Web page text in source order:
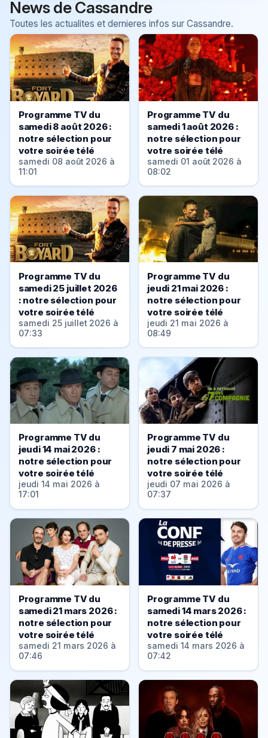
News de Cassandre
Toutes les actualites et dernieres infos sur Cassandre.
Programme TV du
samedi 8 août 2026 :
notre sélection pour
votre soirée télé
samedi 08 août 2026 à
11:01
Programme TV du
samedi 1 août 2026 :
notre sélection pour
votre soirée télé
samedi 01 août 2026 à
08:02
Programme TV du
samedi 25 juillet 2026
: notre sélection pour
votre soirée télé
samedi 25 juillet 2026 à
07:33
Programme TV du
jeudi 21 mai 2026 :
notre sélection pour
votre soirée télé
jeudi 21 mai 2026 à
08:49
Programme TV du
jeudi 14 mai 2026 :
notre sélection pour
votre soirée télé
jeudi 14 mai 2026 à
17:01
Programme TV du
jeudi 7 mai 2026 :
notre sélection pour
votre soirée télé
jeudi 07 mai 2026 à
07:37
Programme TV du
samedi 21 mars 2026 :
notre sélection pour
votre soirée télé
samedi 21 mars 2026 à
07:46
Programme TV du
samedi 14 mars 2026 :
notre sélection pour
votre soirée télé
samedi 14 mars 2026 à
07:42